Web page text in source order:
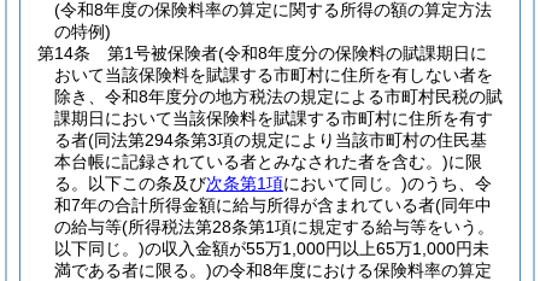
(令和8年度の保険料率の算定に関する所得の額の算定方法
の特例)
第14条
第1号被保険者(令和8年度分の保険料の賦課期日に
おいて当該保険料を賦課する市町村に住所を有しない者を
除き、令和8年度分の地方税法の規定による市町村民税の賦
課期日において当該保険料を賦課する市町村に住所を有す
る者(同法第294条第3項の規定により当該市町村の住民基
本台帳に記録されている者とみなされた者を含む。)に限
る。以下この条及び次条第1項において同じ。)のうち、令
和7年の合計所得金額に給与所得が含まれている者(同年中
の給与等(所得税法第28条第1項に規定する給与等をいう。
以下同じ。)の収入金額が55万1,000円以上65万1,000円未
満である者に限る。)の令和8年度における保険料率の算定